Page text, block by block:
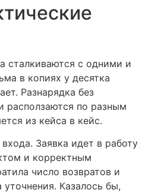
сталкиваются с одними и
в копиях у десятка
Разнарядка без
расползаются по разным
из кейса в кейс.
Заявка идет в работу
и корректным
число возвратов и
уточнения. Казалось бы,